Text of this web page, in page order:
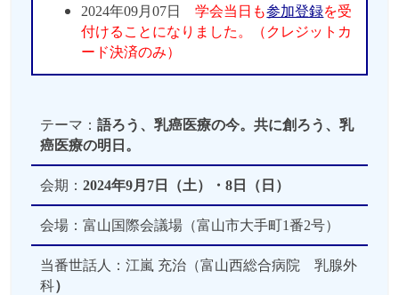
2024年09月07日学会当日も参加登録を受
付けることになりました。（クレジットカ
ード決済のみ）
して事前にご準備ください。
2024年08月28日
2024年08月21日プログラム・抄録集、教
育セミナーページを掲載しました。
2024年08月08日プログラムを掲載しまし
た。
テーマ：語ろう、乳癌医療の今。共に創ろう、乳
癌医療の明日。
会期：2024年9月7日（土）・8日（日）
会場：富山国際会議場（富山市大手町1番2号）
当番世話人：江嵐 充治（富山西総合病院 乳腺外
科）